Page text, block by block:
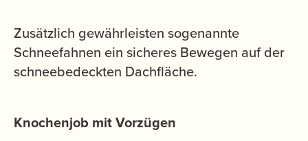
Zusätzlich gewährleisten sogenannte
Schneefahnen ein sicheres Bewegen auf der
schneebedeckten Dachfläche.
Knochenjob mit Vorzügen